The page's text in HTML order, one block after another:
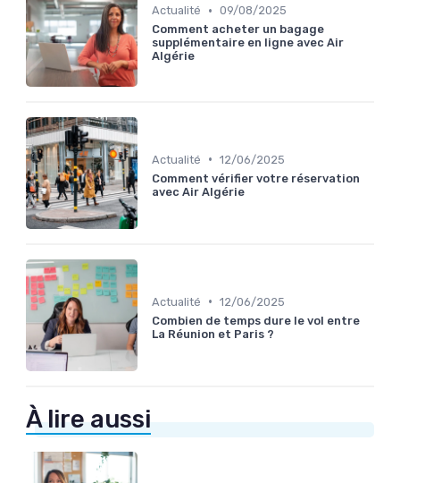
Actualité • 09/08/2025
Comment acheter un bagage
supplémentaire en ligne avec Air
Algérie
Actualité • 12/06/2025
Comment vérifier votre réservation
avec Air Algérie
Actualité • 12/06/2025
Combien de temps dure le vol entre
La Réunion et Paris ?
À lire aussi